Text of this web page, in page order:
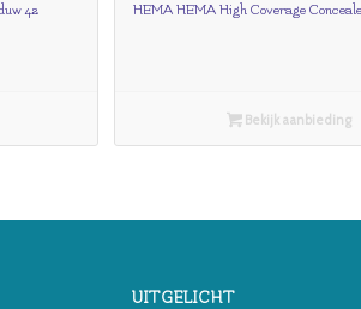
42
HEMA HEMA High Coverage
Bekijk aanbieding
UITGELICHT